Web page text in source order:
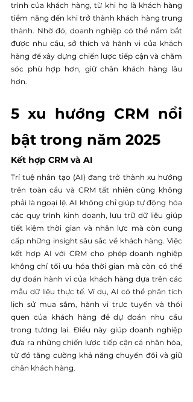
trình của khách hàng, từ khi họ là khách hàng
tiềm năng đến khi trở thành khách hàng trung
thành. Nhờ đó, doanh nghiệp có thể nắm bắt
được nhu cầu, sở thích và hành vi của khách
hàng để xây dựng chiến lược tiếp cận và chăm
sóc phù hợp hơn, giữ chân khách hàng lâu
hơn.
5 xu hướng CRM nổi
bật trong năm 2025
Kết hợp CRM và AI
Trí tuệ nhân tạo (AI) đang trở thành xu hướng
trên toàn cầu và CRM tất nhiên cũng không
phải là ngoại lệ. AI không chỉ giúp tự động hóa
các quy trình kinh doanh, lưu trữ dữ liệu giúp
tiết kiệm thời gian và nhân lực mà còn cung
cấp những insight sâu sắc về khách hàng. Việc
kết hợp AI với CRM cho phép doanh nghiệp
không chỉ tối ưu hóa thời gian mà còn có thể
dự đoán hành vi của khách hàng dựa trên các
mẫu dữ liệu thực tế. Ví dụ, AI có thể phân tích
lịch sử mua sắm, hành vi trực tuyến và thói
quen của khách hàng để dự đoán nhu cầu
trong tương lai. Điều này giúp doanh nghiệp
đưa ra những chiến lược tiếp cận cá nhân hóa,
từ đó tăng cường khả năng chuyển đổi và giữ
chân khách hàng.